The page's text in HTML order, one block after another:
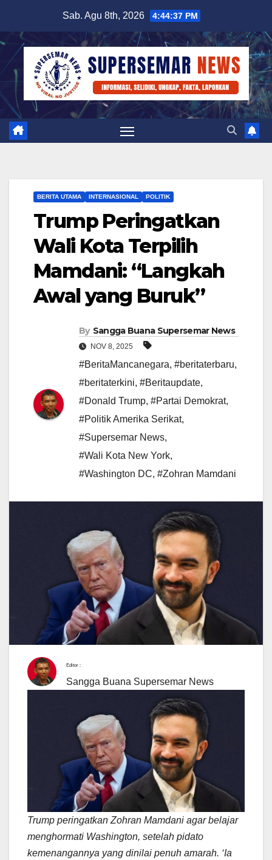
content
Sab. Agu 8th, 2026 4:44:38 PM
BERITA UTAMA INTERNASIONAL POLITIK
Trump Peringatkan
Wali Kota Terpilih
Mamdani: “Langkah
Awal yang Buruk”
By Sangga Buana Supersemar News
NOV 8, 2025
#BeritaMancanegara, #beritaterbaru,
#beritaterkini, #Beritaupdate,
#Donald Trump, #Partai Demokrat,
#Politik Amerika Serikat,
#Supersemar News,
#Wali Kota New York,
#Washington DC, #Zohran Mamdani
Editor :
Sangga Buana Supersemar News
Trump peringatkan Zohran Mamdani agar belajar
menghormati Washington, setelah pidato
kemenangannya yang dinilai penuh amarah. ‘Ia